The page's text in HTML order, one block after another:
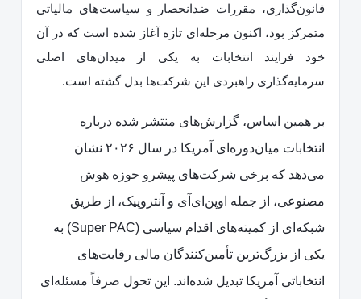
قانون‌گذاری، مقررات ضدانحصار و سیاست‌های مالیاتی
متمرکز بود، اکنون مرحله‌ای تازه آغاز شده است که در آن
خود فرایند انتخابات به یکی از میدان‌های اصلی
سرمایه‌گذاری راهبردی این شرکت‌ها بدل گشته است.
بر همین اساس، گزارش‌های منتشر شده درباره
انتخابات میان‌دوره‌ای آمریکا در سال ۲۰۲۶ نشان
می‌دهد که برخی شرکت‌های پیشرو حوزه هوش
مصنوعی، از جمله اوپن‌ای‌آی و آنتروپیک، از طریق
شبکه‌ای از کمیته‌های اقدام سیاسی (Super PAC) به
یکی از بزرگ‌ترین تأمین‌کنندگان مالی رقابت‌های
انتخاباتی آمریکا تبدیل شده‌اند. این تحول صرفاً مسئله‌ای